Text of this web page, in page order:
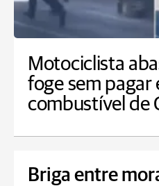
Motociclista
foge sem pagar
combustível de
Briga entre